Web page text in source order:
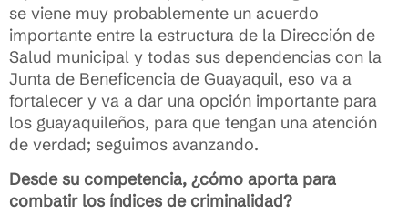
se viene muy probablemente un acuerdo
importante entre la estructura de la Dirección de
Salud municipal y todas sus dependencias con la
Junta de Beneficencia de Guayaquil, eso va a
fortalecer y va a dar una opción importante para
los guayaquileños, para que tengan una atención
de verdad; seguimos avanzando.
Desde su competencia, ¿cómo aporta para
combatir los índices de criminalidad?